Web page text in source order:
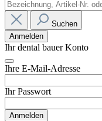
Suchen
Anmelden
Ihr dental bauer Konto
Ihre E-Mail-Adresse
Ihr Passwort
Anmelden